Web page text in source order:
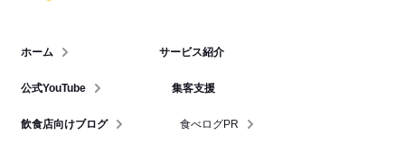
ホーム
公式YouTube
飲食店向けブログ
サービス紹介
集客支援
食べログPR